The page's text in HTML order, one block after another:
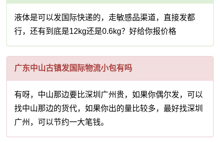
液体是可以发国际快递的，走敏感品渠道，直接发都
行，还有到底是12kg还是0.6kg？好给你报价格
广东中山古镇发国际物流小包有吗
有呀，中山那边要比深圳广州贵，如果你偶尔发，可以
找中山那边的货代，如果你出的量比较多，最好找深圳
广州，可以节约一大笔钱。